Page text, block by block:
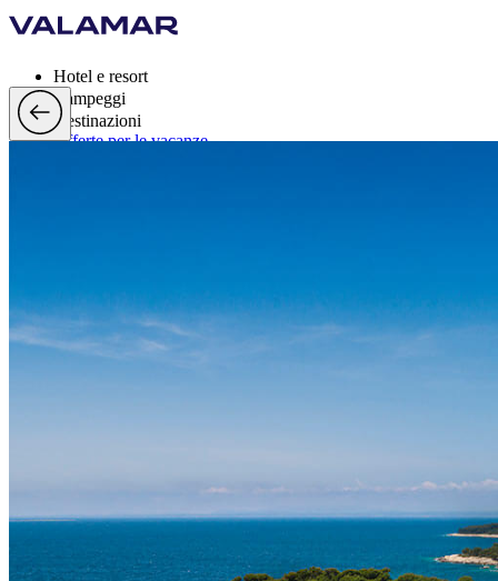
Hotel e resort
Campeggi
Destinazioni
Offerte per le vacanze
it, EUR